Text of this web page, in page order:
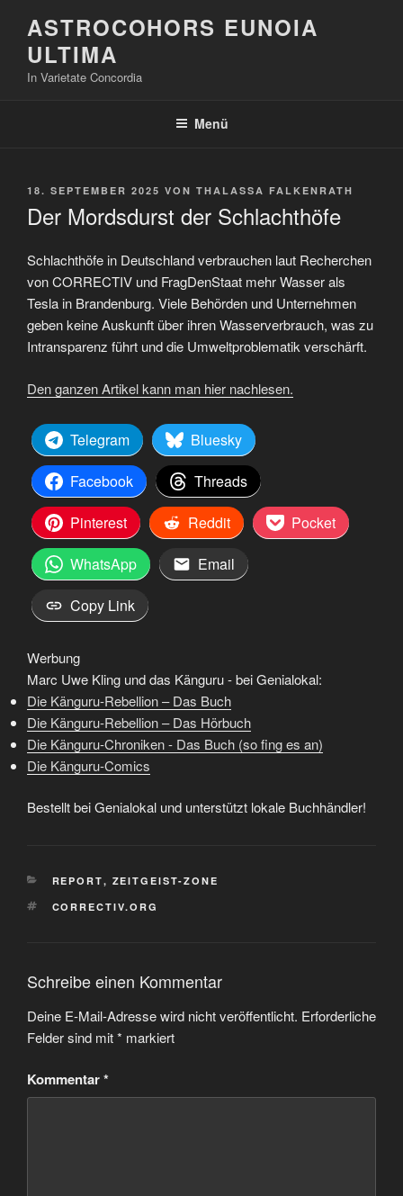
Inhalt
springen
ASTROCOHORS EUNOIA
ULTIMA
In Varietate Concordia
Menü
VERÖFFENTLICHT
18. SEPTEMBER 2025 VON THALASSA FALKENRATH
Der Mordsdurst der Schlachthöfe
Schlachthöfe in Deutschland verbrauchen laut Recherchen
von CORRECTIV und FragDenStaat mehr Wasser als
Tesla in Brandenburg. Viele Behörden und Unternehmen
geben keine Auskunft über ihren Wasserverbrauch, was zu
Intransparenz führt und die Umweltproblematik verschärft.
Den ganzen Artikel kann man hier nachlesen.
Telegram
Bluesky
Facebook
Threads
Pinterest
Reddit
Pocket
WhatsApp
Email
Copy Link
Werbung
Marc Uwe Kling und das Känguru - bei Genialokal:
Die Känguru-Rebellion – Das Buch
Die Känguru-Rebellion – Das Hörbuch
Die Känguru-Chroniken - Das Buch (so fing es an)
Die Känguru-Comics
Bestellt bei Genialokal und unterstützt lokale Buchhändler!
KATEGORIEN
REPORT, ZEITGEIST-ZONE
SCHLAGWÖRTER
CORRECTIV.ORG
Schreibe einen Kommentar
Deine E-Mail-Adresse wird nicht veröffentlicht. Erforderliche
Felder sind mit* markiert
Kommentar*